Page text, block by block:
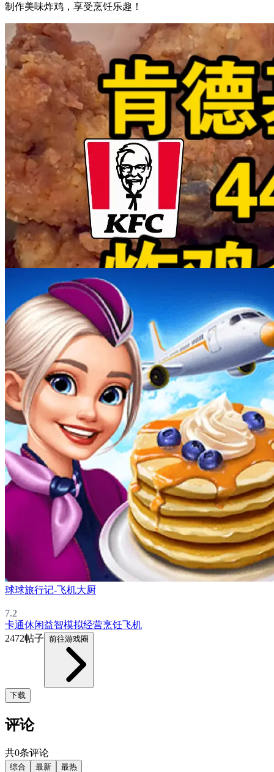
制作美味炸鸡，享受烹饪乐趣！
球球旅行记-飞机大厨
7.2
卡通休闲益智模拟经营烹饪飞机
2472帖子 前往游戏圈
下载
评论
共0条评论
综合 最新 最热